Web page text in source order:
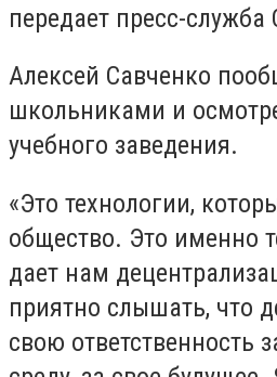
передает пресс-служба
Алексей Савченко
школьниками и
учебного заведения.
«Это технологии,
общество. Это именно
дает нам
приятно слышать, что
свою ответственность